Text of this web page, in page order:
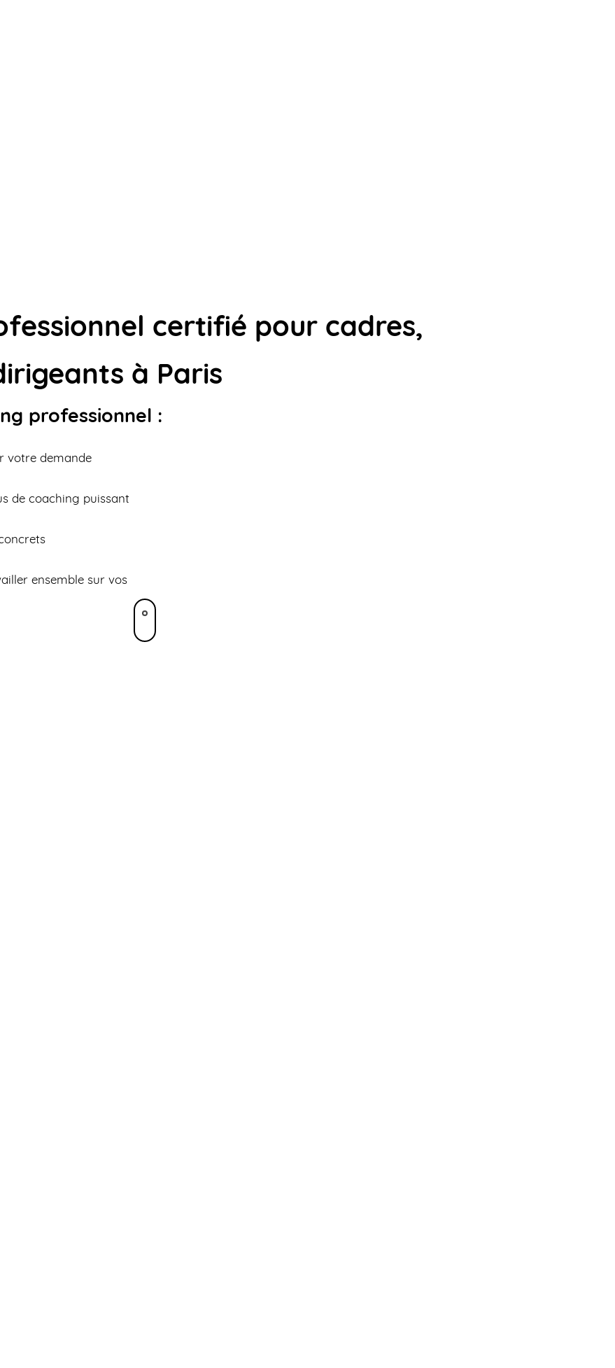
certifié pour cadres,
à Paris
professionnel :
votre demande
de coaching puissant
ensemble sur vos